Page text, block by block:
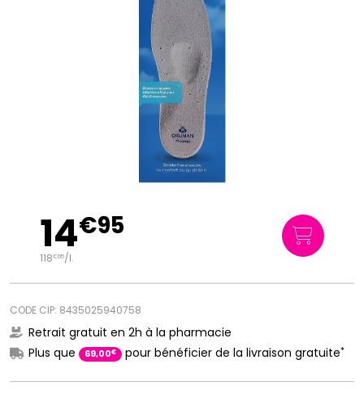
14€95
118€65/l.
CODE CIP: 8435025940758
Retrait gratuit en 2h à la pharmacie
Plus que
69,00€ pour bénéficier de la livraison gratuite*